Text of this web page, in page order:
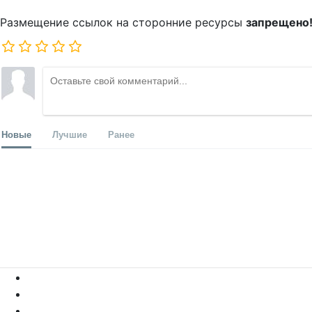
Размещение ссылок на сторонние ресурсы запрещено!
Новые Лучшие Ранее